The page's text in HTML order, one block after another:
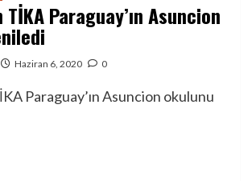
Paraguay’ın Asuncion
Haziran 6, 2020 0